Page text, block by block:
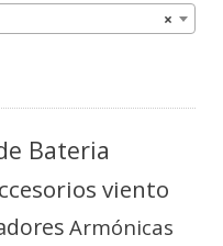
×
Bateria
viento
Armónicas